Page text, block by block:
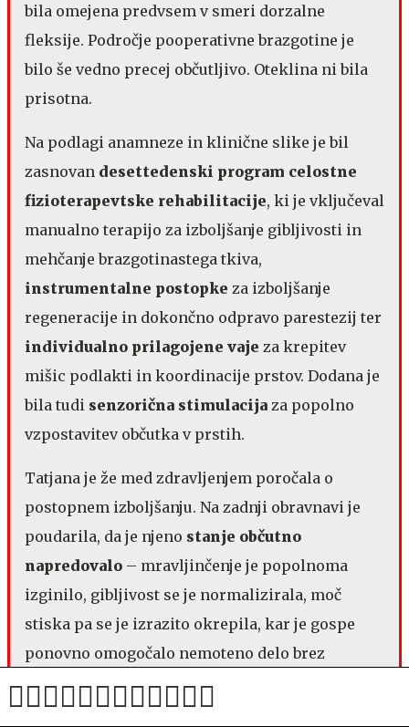
bila omejena predvsem v smeri dorzalne
fleksije. Področje pooperativne brazgotine je
bilo še vedno precej občutljivo. Oteklina ni bila
prisotna.​​​
​​​​Na podlagi anamneze in klinične slike je bil
zasnovan ​​ desettedenski program celostne
fizioterapevtske rehabilitacije​​, ki je vključeval
manualno terapijo za izboljšanje gibljivosti in
mehčanje brazgotinastega tkiva, ​​
instrumentalne postopke ​​ za izboljšanje
regeneracije in dokončno odpravo parestezij ter
individualno prilagojene vaje ​​ za krepitev
mišic podlakti in koordinacije prstov. Dodana je
bila tudi ​​ senzorična stimulacija ​​ za popolno
vzpostavitev občutka v prstih.​​​
​​​​Tatjana je že med zdravljenjem poročala o
postopnem izboljšanju. Na zadnji obravnavi je
poudarila, da je njeno ​​ stanje občutno
napredovalo ​​ – mravljinčenje je popolnoma
izginilo, gibljivost se je normalizirala, moč
stiska pa se je izrazito okrepila, kar je gospe
ponovno omogočalo nemoteno delo brez
bolečin.​​​